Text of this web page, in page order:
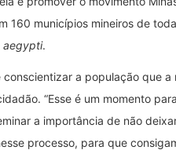
160 municípios mineiros de
aegypti.
a população que
“Esse é um momento
a importância de não
processo, para que